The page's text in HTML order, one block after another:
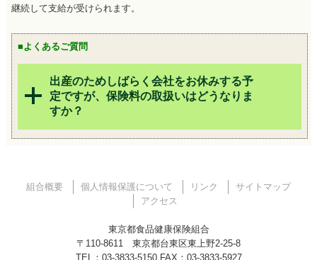
継続して支給が受けられます。
■よくあるご質問
出産のためしばらく会社をお休みする予
定ですが、保険料の取扱いはどうなりま
すか？
組合概要 個人情報保護について リンク
サイトマップ
アクセス
東京都食品健康保険組合
〒110-8611 東京都台東区東上野2-25-8
TEL：03-3833-5150 FAX：03-3833-5927